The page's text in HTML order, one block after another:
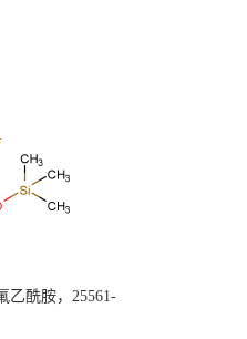
乙酰胺，25561-